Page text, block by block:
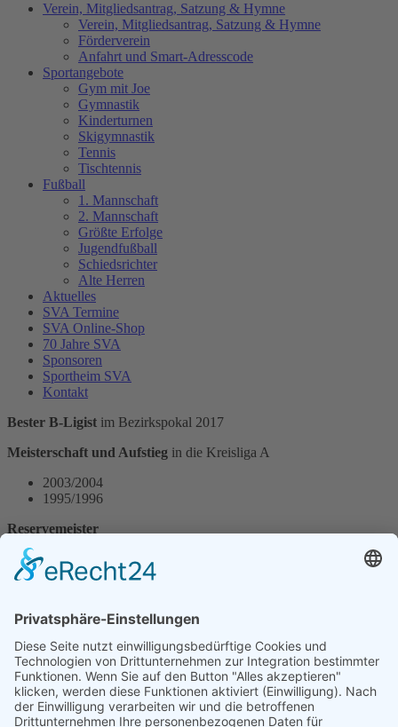
Verein, Mitgliedsantrag, Satzung & Hymne
Verein, Mitgliedsantrag, Satzung & Hymne
Förderverein
Anfahrt und Smart-Adresscode
Sportangebote
Gym mit Joe
Gymnastik
Kinderturnen
Skigymnastik
Tennis
Tischtennis
Fußball
1. Mannschaft
2. Mannschaft
Größte Erfolge
Jugendfußball
Schiedsrichter
Alte Herren
Aktuelles
SVA Termine
SVA Online-Shop
70 Jahre SVA
Sponsoren
Sportheim SVA
Kontakt
Bester B-Ligist im Bezirkspokal 2017
Meisterschaft und Aufstieg in die Kreisliga A
2003/2004
1995/1996
Reservemeister
2009/2010
1995/1996
Gewinner Gäubote-Cup1997